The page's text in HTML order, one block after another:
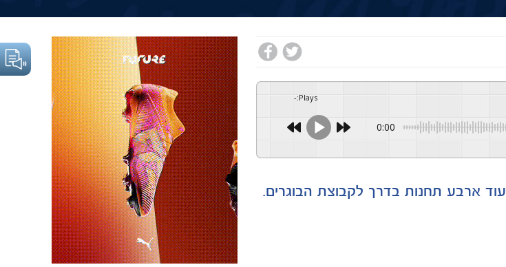
Plays
:
-
0:00
ארבע תחנות בדרך לקבוצת הבוגרים.